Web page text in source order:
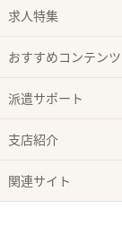
求人特集
おすすめコンテンツ
派遣サポート
支店紹介
関連サイト